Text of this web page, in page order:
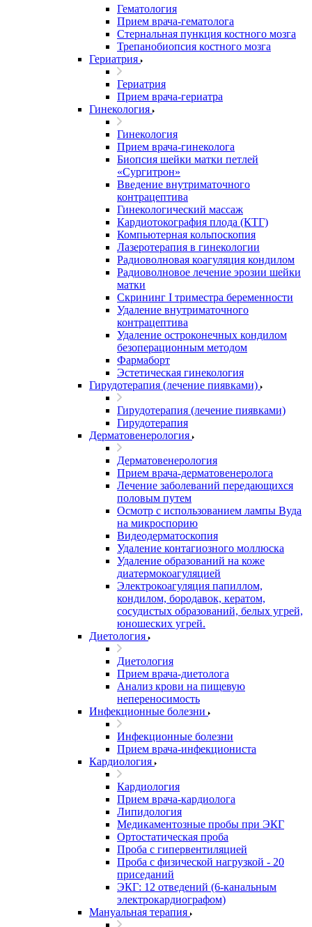
Гематология
Прием врача-гематолога
Стернальная пункция костного мозга
Трепанобиопсия костного мозга
Гериатрия
Гериатрия
Прием врача-гериатра
Гинекология
Гинекология
Прием врача-гинеколога
Биопсия шейки матки петлей
«Сургитрон»
Введение внутриматочного
контрацептива
Гинекологический массаж
Кардиотокография плода (КТГ)
Компьютерная кольпоскопия
Лазеротерапия в гинекологии
Радиоволновая коагуляция кондилом
Радиоволновое лечение эрозии шейки
матки
Скрининг I триместра беременности
Удаление внутриматочного
контрацептива
Удаление остроконечных кондилом
безоперационным методом
Фармаборт
Эстетическая гинекология
Гирудотерапия (лечение пиявками)
Гирудотерапия (лечение пиявками)
Гирудотерапия
Дерматовенерология
Дерматовенерология
Прием врача-дерматовенеролога
Лечение заболеваний передающихся
половым путем
Осмотр с использованием лампы Вуда
на микроспорию
Видеодерматоскопия
Удаление контагиозного моллюска
Удаление образований на коже
диатермокоагуляцией
Электрокоагуляция папиллом,
кондилом, бородавок, кератом,
сосудистых образований, белых угрей,
юношеских угрей.
Диетология
Диетология
Прием врача-диетолога
Анализ крови на пищевую
непереносимость
Инфекционные болезни
Инфекционные болезни
Прием врача-инфекциониста
Кардиология
Кардиология
Прием врача-кардиолога
Липидология
Медикаментозные пробы при ЭКГ
Ортостатическая проба
Проба с гипервентиляцией
Проба с физической нагрузкой - 20
приседаний
ЭКГ: 12 отведений (6-канальным
электрокардиографом)
Мануальная терапия